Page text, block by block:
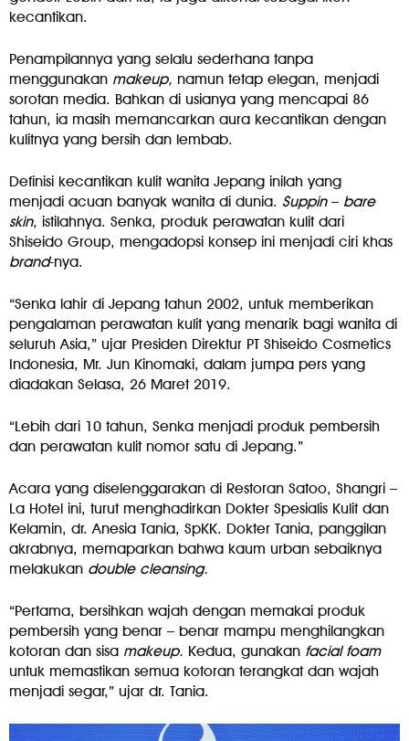
kecantikan.
Penampilannya yang selalu sederhana tanpa
menggunakan makeup, namun tetap elegan, menjadi
sorotan media. Bahkan di usianya yang mencapai 86
tahun, ia masih memancarkan aura kecantikan dengan
kulitnya yang bersih dan lembab.
Definisi kecantikan kulit wanita Jepang inilah yang
menjadi acuan banyak wanita di dunia. Suppin– bare
skin, istilahnya. Senka, produk perawatan kulit dari
Shiseido Group, mengadopsi konsep ini menjadi ciri khas
brand-nya.
“Senka lahir di Jepang tahun 2002, untuk memberikan
pengalaman perawatan kulit yang menarik bagi wanita di
seluruh Asia,” ujar Presiden Direktur PT Shiseido Cosmetics
Indonesia, Mr. Jun Kinomaki, dalam jumpa pers yang
diadakan Selasa, 26 Maret 2019.
“Lebih dari 10 tahun, Senka menjadi produk pembersih
dan perawatan kulit nomor satu di Jepang.”
Acara yang diselenggarakan di Restoran Satoo, Shangri –
La Hotel ini, turut menghadirkan Dokter Spesialis Kulit dan
Kelamin, dr. Anesia Tania, SpKK. Dokter Tania, panggilan
akrabnya, memaparkan bahwa kaum urban sebaiknya
melakukan double cleansing.
“Pertama, bersihkan wajah dengan memakai produk
pembersih yang benar – benar mampu menghilangkan
kotoran dan sisa makeup. Kedua, gunakan facial foam
untuk memastikan semua kotoran terangkat dan wajah
menjadi segar,” ujar dr. Tania.